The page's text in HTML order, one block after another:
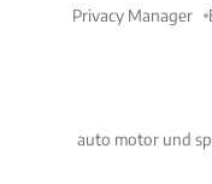
Privacy Manager
auto motor und